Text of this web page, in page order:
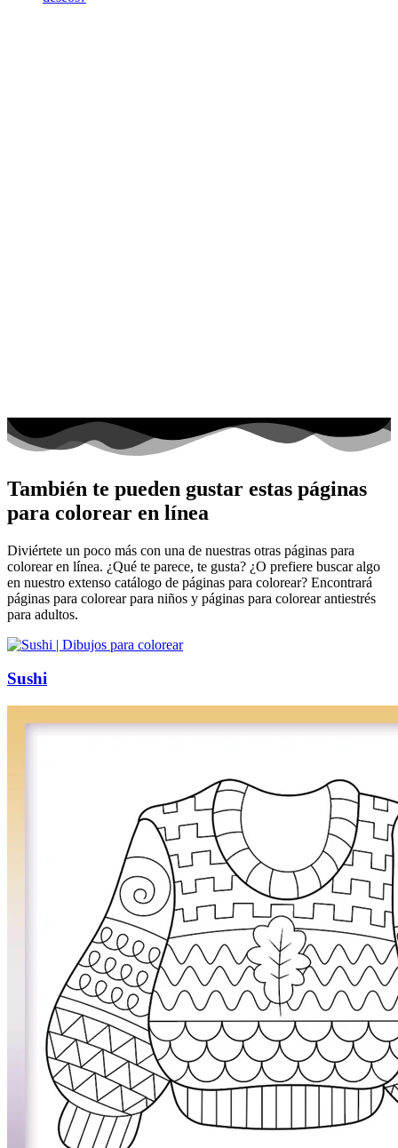
También te pueden gustar estas páginas
para colorear en línea
Diviértete un poco más con una de nuestras otras páginas para
colorear en línea. ¿Qué te parece, te gusta? ¿O prefiere buscar algo
en nuestro extenso catálogo de páginas para colorear? Encontrará
páginas para colorear para niños y páginas para colorear antiestrés
para adultos.
Sushi